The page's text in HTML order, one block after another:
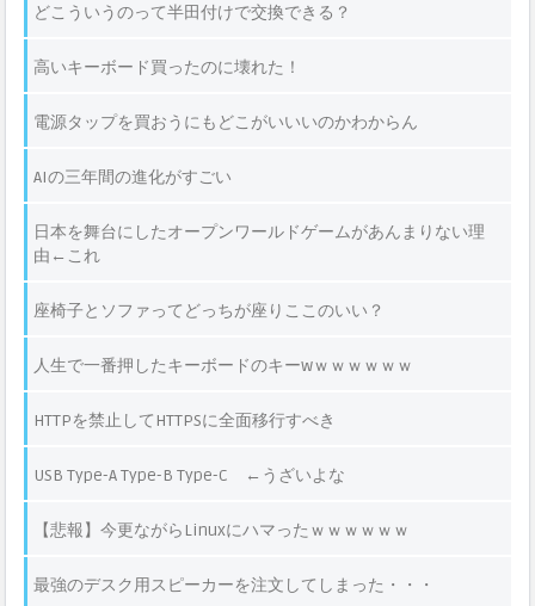
どこういうのって半田付けで交換できる？
高いキーボード買ったのに壊れた！
電源タップを買おうにもどこがいいいのかわからん
AIの三年間の進化がすごい
日本を舞台にしたオープンワールドゲームがあんまりない理
由←これ
座椅子とソファってどっちが座りここのいい？
人生で一番押したキーボードのキーwｗｗｗｗｗｗ
HTTPを禁止してHTTPSに全面移行すべき
USB Type-A Type-B Type-C ←うざいよな
【悲報】今更ながらLinuxにハマったｗｗｗｗｗｗ
最強のデスク用スピーカーを注文してしまった・・・